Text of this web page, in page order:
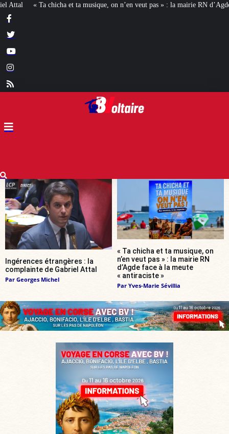
n’en veut pas » : la mairie RN d’Agde face à la meute « antiraciste » La
Ingérences étrangères : la
complainte de Gabriel Attal
Par Georges Michel
« Ta chicha et ta musique, on
n’en veut pas » : la mairie RN
d’Agde face à la meute
« antiraciste »
Par Yves-Marie Sévillia